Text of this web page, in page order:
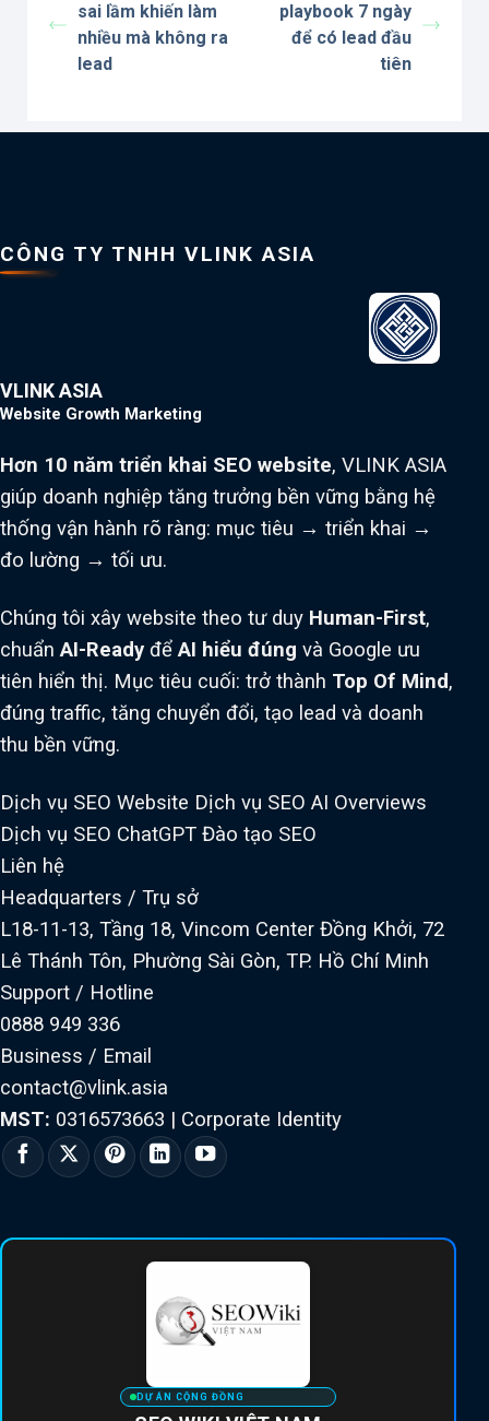
sai lầm khiến làm
nhiều mà không ra
lead
playbook 7 ngày
để có lead đầu
tiên
CÔNG TY TNHH VLINK ASIA
VLINK ASIA
Website Growth Marketing
Hơn 10 năm triển khai SEO website, VLINK ASIA
giúp doanh nghiệp tăng trưởng bền vững bằng hệ
thống vận hành rõ ràng: mục tiêu → triển khai →
đo lường → tối ưu.
Chúng tôi xây website theo tư duy Human-First,
chuẩnAI-Ready đểAI hiểu đúng và Google ưu
tiên hiển thị. Mục tiêu cuối: trở thành Top Of Mind,
đúng traffic, tăng chuyển đổi, tạo lead và doanh
thu bền vững.
Dịch vụ SEO Website Dịch vụ SEO AI Overviews
Dịch vụ SEO ChatGPT Đào tạo SEO
Liên hệ
Headquarters / Trụ sở
L18-11-13, Tầng 18, Vincom Center Đồng Khởi, 72
Lê Thánh Tôn, Phường Sài Gòn, TP. Hồ Chí Minh
Support / Hotline
0888 949 336
Business / Email
contact@vlink.asia
MST: 0316573663 | Corporate Identity
DỰ ÁN CỘNG ĐỒNG